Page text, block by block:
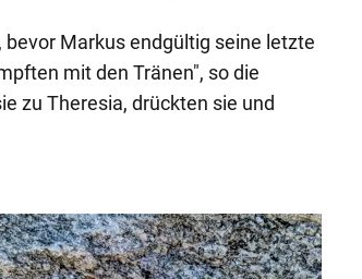
Markus endgültig seine letzte
mit den Tränen", so die
zu Theresia, drückten sie und